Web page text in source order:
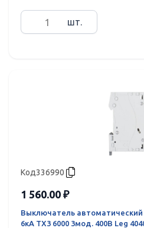
шт.
Код336990
1 560.00 ₽
Выключатель автоматический
6кА TX3 6000 3мод. 400В Leg